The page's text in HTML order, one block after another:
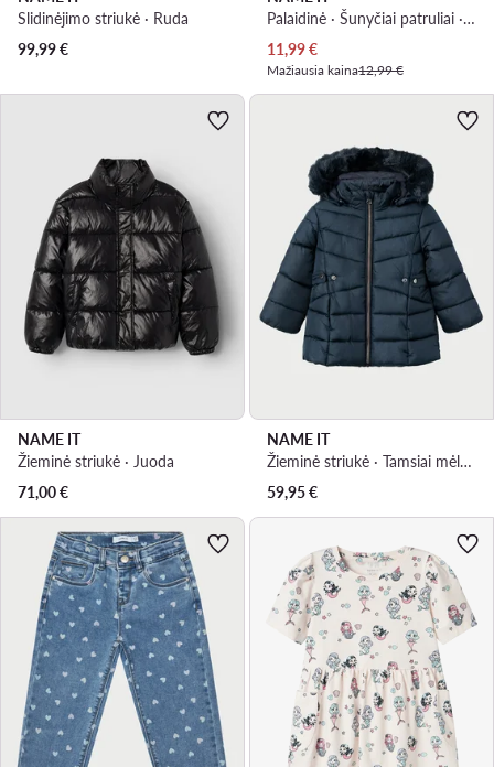
Slidinėjimo striukė · Ruda
99,99€
Palaidinė · Šunyčiai patruliai · Rožinė
Dabartinė kaina
11,99€
Mažiausia kaina12,99 €
NAME IT
Žieminė striukė · Juoda
71,00€
NAME IT
Žieminė striukė · Tamsiai mėlyna
59,95€